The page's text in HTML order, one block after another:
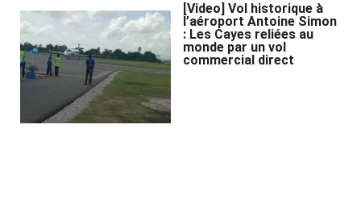
[Video] Vol historique à
l’aéroport Antoine Simon
: Les Cayes reliées au
monde par un vol
commercial direct